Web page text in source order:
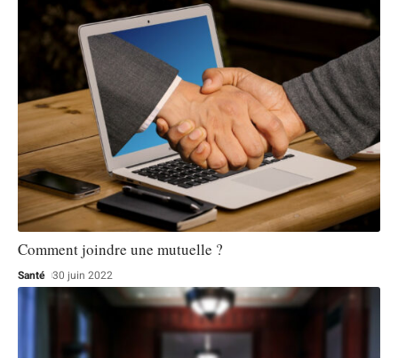
Comment joindre une mutuelle ?
Santé 30 juin 2022